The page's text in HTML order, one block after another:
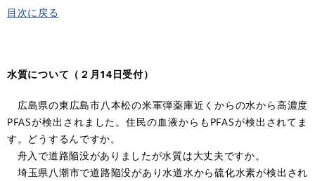
目次に戻る
水質について（２月14日受付）
広島県の東広島市八本松の米軍弾薬庫近くからの水から高濃度
PFASが検出されました。住民の血液からもPFASが検出されてま
す。どうするんですか。
舟入で道路陥没がありましたが水質は大丈夫ですか。
埼玉県八潮市で道路陥没があり水道水から硫化水素が検出され